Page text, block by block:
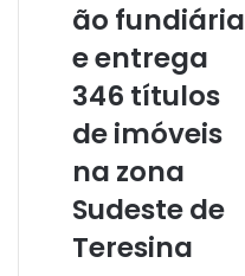
ão fundiária
e entrega
346 títulos
de imóveis
na zona
Sudeste de
Teresina